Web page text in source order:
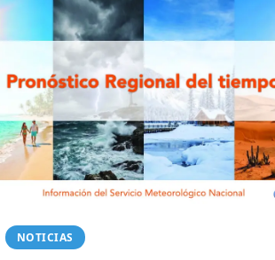
NOTICIAS